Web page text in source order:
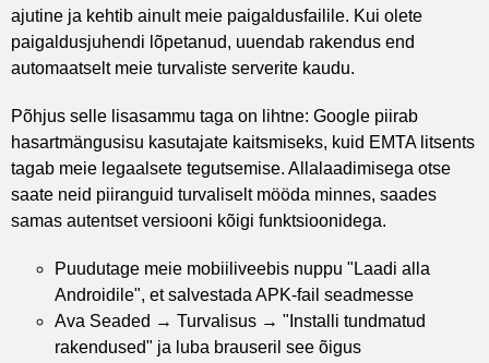
ajutine ja kehtib ainult meie paigaldusfailile. Kui olete
paigaldusjuhendi lõpetanud, uuendab rakendus end
automaatselt meie turvaliste serverite kaudu.
Põhjus selle lisasammu taga on lihtne: Google piirab
hasartmängusisu kasutajate kaitsmiseks, kuid EMTA litsents
tagab meie legaalsete tegutsemise. Allalaadimisega otse
saate neid piiranguid turvaliselt mööda minnes, saades
samas autentset versiooni kõigi funktsioonidega.
Puudutage meie mobiiliveebis nuppu "Laadi alla
Androidile", et salvestada APK-fail seadmesse
Ava Seaded → Turvalisus → "Installi tundmatud
rakendused" ja luba brauseril see õigus